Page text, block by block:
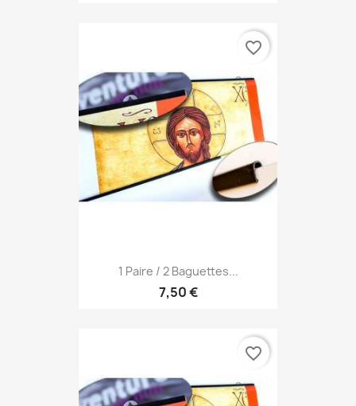
1 Paire / 2 Baguettes...
7,50 €
favorite_border
favorite_border